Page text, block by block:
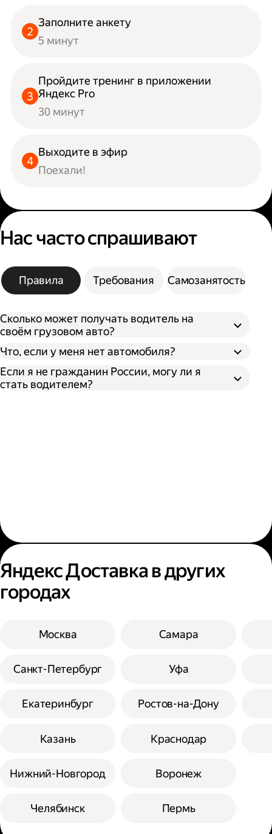
Заполните анкету
5 минут
Пройдите тренинг в приложении
Яндекс Pro
30 минут
Выходите в эфир
Поехали!
Нас часто спрашивают
Правила Требования Самозанятость
Сколько может получать водитель на
своём грузовом авто?
Что, если у меня нет автомобиля?
Если я не гражданин России, могу ли я
стать водителем?
Яндекс Доставка в других
городах
Москва
Санкт-Петербург
Екатеринбург
Казань
Нижний-Новгород
Челябинск
Самара
Уфа
Ростов-на-Дону
Краснодар
Воронеж
Пермь